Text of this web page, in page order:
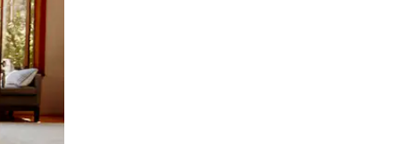
glisser.